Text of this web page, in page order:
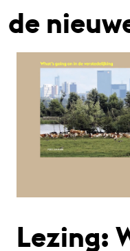
de
Lezing: